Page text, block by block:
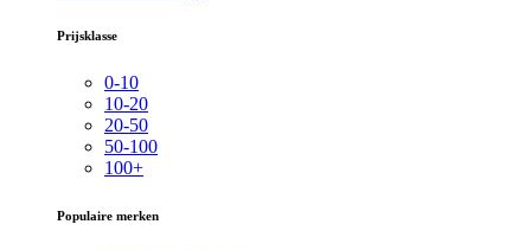
Prijsklasse
0-10
10-20
20-50
50-100
100+
Populaire merken